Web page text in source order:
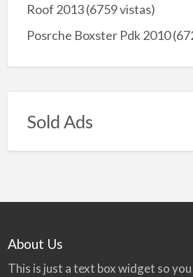
Roof 2013(6759 vistas)
Posrche Boxster Pdk 2010
Sold Ads
About Us
This is just a text box widget so